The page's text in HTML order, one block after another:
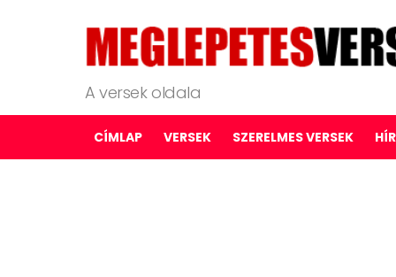
A versek oldala
CÍMLAP VERSEK SZERELMES VERSEK